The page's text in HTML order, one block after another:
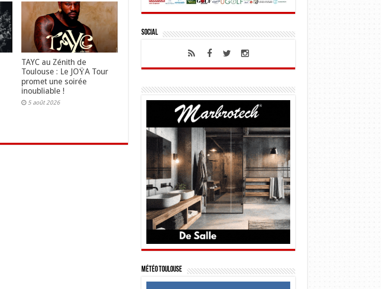
TAYC au Zénith de
Toulouse : Le JOŸA Tour
promet une soirée
inoubliable !
5 août 2026
Social
Météo Toulouse